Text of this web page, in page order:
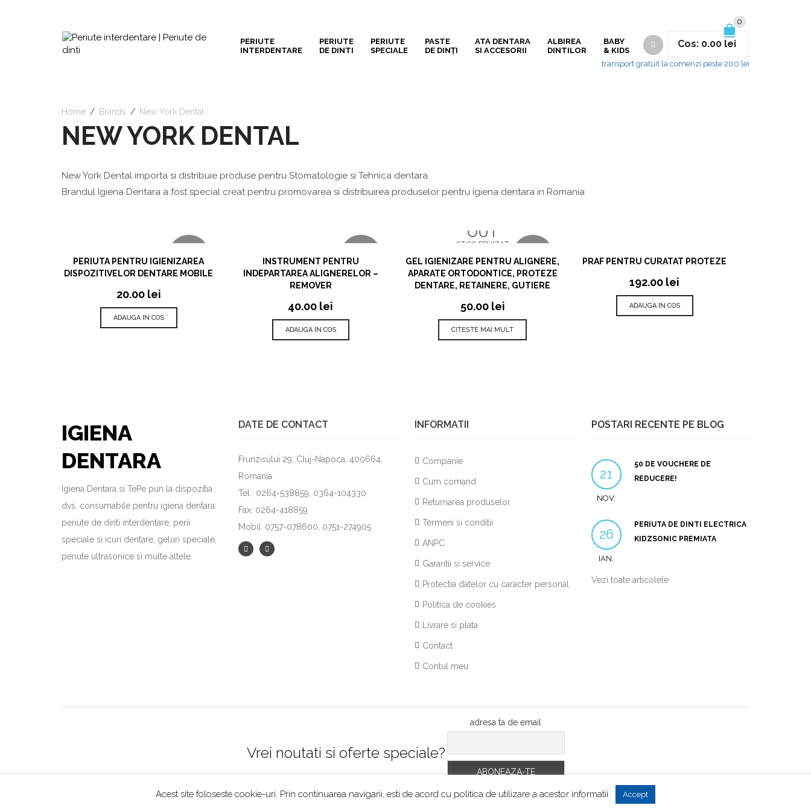
PERIUTE
INTERDENTARE
PERIUTE
DE DINTI
PERIUTE
SPECIALE
PASTE
DE DINȚI
ATA DENTARA
SI ACCESORII
ALBIREA
DINTILOR
BABY
& KIDS
0
Cos: 0.00 lei
transport gratuit la comenzi peste 200 lei
Home / Brands / New York Dental
NEW YORK DENTAL
New York Dental importa si distribuie produse pentru Stomatologie si Tehnica dentara.
Brandul Igiena Dentara a fost special creat pentru promovarea si distribuirea produselor pentru igiena dentara in Romania
NOU
PERIUTA PENTRU IGIENIZAREA
DISPOZITIVELOR DENTARE MOBILE
20.00 lei
ADAUGA IN COS
NOU
INSTRUMENT PENTRU
INDEPARTAREA ALIGNERELOR –
REMOVER
40.00 lei
ADAUGA IN COS
NOU
OUT
STOC EPUIZAT
GEL IGIENIZARE PENTRU ALIGNERE,
APARATE ORTODONTICE, PROTEZE
DENTARE, RETAINERE, GUTIERE
50.00 lei
CITEȘTE MAI MULT
PRAF PENTRU CURATAT PROTEZE
192.00 lei
ADAUGA IN COS
IGIENA
DENTARA
Igiena Dentara si TePe pun la dispozitia
dvs. consumabile pentru igiena dentara:
periute de dinti interdentare, perii
speciale si icuri dentare, geluri speciale,
periute ultrasonice si multe altele.
DATE DE CONTACT
Frunzisului 29, Cluj-Napoca, 400664,
Romania
Tel.: 0264-538859, 0364-104330
Fax: 0264-418859
Mobil: 0757-078600, 0751-274905
INFORMATII
Companie
Cum comand
Returnarea produselor
Termeni si conditii
ANPC
Garantii si service
Protectia datelor cu caracter personal
Politica de cookies
Livrare si plata
Contact
Contul meu
POSTARI RECENTE PE BLOG
21
NOV.
50 DE VOUCHERE DE
REDUCERE!
26
IAN.
PERIUTA DE DINTI ELECTRICA
KIDZSONIC PREMIATA
Vezi toate articolele
Vrei noutati si oferte speciale?
adresa ta de email
Acest site foloseste cookie-uri. Prin continuarea navigarii, esti de acord cu politica de utilizare a acestor informatii. Accept